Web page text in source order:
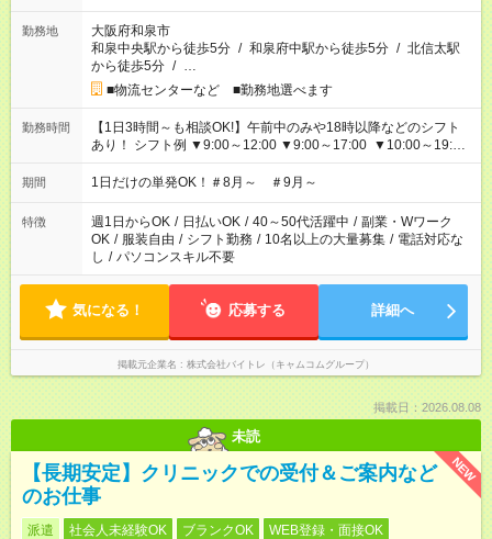
勤務地
大阪府和泉市
和泉中央駅から徒歩5分 / 和泉府中駅から徒歩5分 / 北信太駅
から徒歩5分 / …
■物流センターなど ■勤務地選べます
勤務時間
【1日3時間～も相談OK!】午前中のみや18時以降などのシフト
あり！ シフト例 ▼9:00～12:00 ▼9:00～17:00 ▼10:00～19:00
▼18:00～21:00
期間 1日だけの単発OK！＃8月～ ＃9月～
特徴 週1日からOK / 日払いOK / 40～50代活躍中 / 副業・Wワーク
OK / 服装自由 / シフト勤務 / 10名以上の大量募集 / 電話対応な
し / パソコンスキル不要
気になる！ 応募する 詳細へ
掲載元企業名 株式会社バイトレ（キャムコムグループ）
掲載日：2026.08.08
未読
NEW
【長期安定】クリニックでの受付＆ご案内など
のお仕事
派遣 社会人未経験OK ブランクOK WEB登録・面接OK